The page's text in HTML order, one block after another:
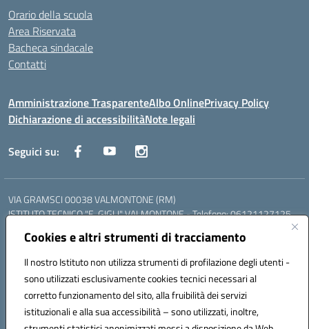
Cookies e altri strumenti di tracciamento
Il nostro Istituto non utilizza strumenti di profilazione degli utenti -
sono utilizzati esclusivamente cookies tecnici necessari al
corretto funzionamento del sito, alla fruibilità dei servizi
istituzionali e alla sua accessibilità – sono utilizzati, inoltre,
Orario della scuola
Area Riservata
Bacheca sindacale
Contatti
Amministrazione TrasparenteAlbo OnlinePrivacy Policy
Dichiarazione di accessibilitàNote legali
Seguici su:
VIA GRAMSCI 00038 VALMONTONE (RM)
ISTITUTO TECNICO "E. GIGLI" VALMONTONE - Telefono: 06121127125
06121126825
LICEO DELLE SCIENZE UMANE "P.L. NERVI" SEGNI - Telefono:
Mail: RMIS099002@istruzione.it - PEC: RMIS099002@pec.istruzione.it
Codice meccanografico: RMIS099002
Codice fiscale: 95036960581